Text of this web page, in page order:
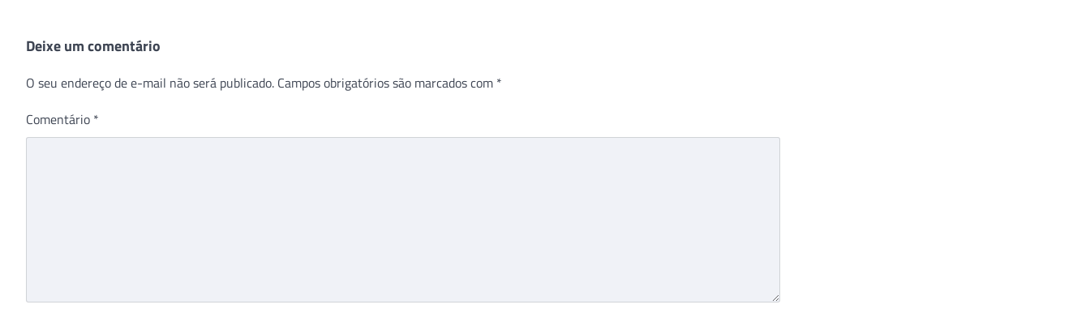
Deixe um comentário
O seu endereço de e-mail não será publicado. Campos obrigatórios são marcados com *
Comentário *